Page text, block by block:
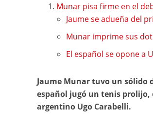
Munar pisa firme en el
Jaume se adueña del
Munar imprime sus
El español se opone a
Jaume Munar tuvo un sólido
español jugó un tenis prolijo,
argentino Ugo Carabelli.